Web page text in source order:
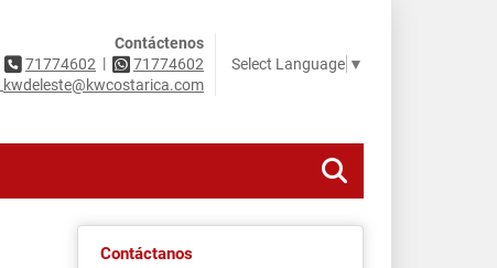
Contáctenos
71774602 |
71774602
kwdeleste@kwcostarica.com
Select Language ▼
Contáctanos